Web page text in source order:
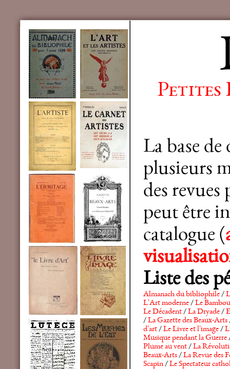
Petites
La base
plusieurs
des revues
peut être
catalogue (
Liste des
Almanach du bibliophile/
L'Art moderne/Le Bambou
Le Décadent/La Dryade/
/La Gazette des Beaux-Arts
d'art/Le Livre et l'image/
Musique pendant la Guerre
Plume au vent/La
Beaux-Arts/La Revue des
Scapin/Le Spectateur